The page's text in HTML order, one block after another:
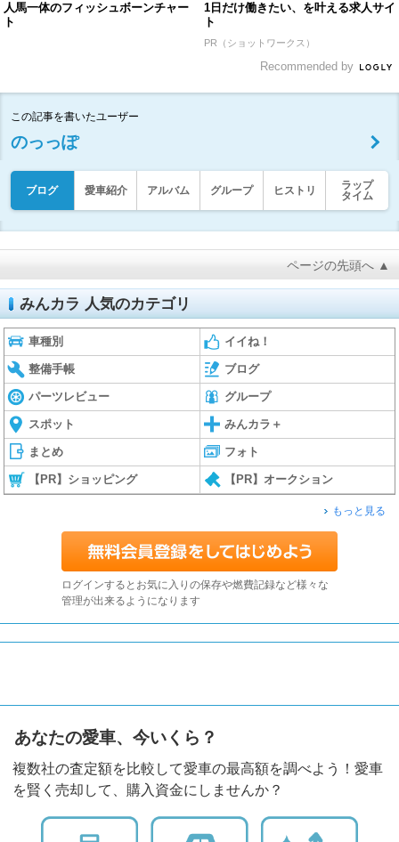
人馬一体のフィッシュボーンチャー
ト
1日だけ働きたい、を叶える求人サイ
ト
PR（ショットワークス）
Recommended by
この記事を書いたユーザー
のっっぽ
ブログ 愛車紹介 アルバム グループ ヒストリ
ラップ
タイム
ページの先頭へ ▲
みんカラ 人気のカテゴリ
車種別 イイね！
整備手帳 ブログ
パーツレビュー グループ
スポット みんカラ＋
まとめ フォト
【PR】ショッピング 【PR】オークション
もっと見る
ログインするとお気に入りの保存や燃費記録など様々な
管理が出来るようになります
あなたの愛車、今いくら？
複数社の査定額を比較して愛車の最高額を調べよう！愛車
を賢く売却して、購入資金にしませんか？